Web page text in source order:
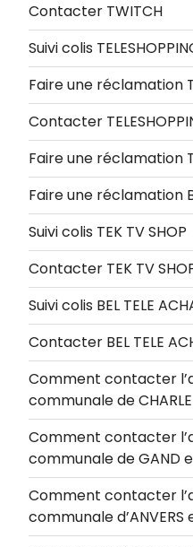
Contacter TWITCH
Suivi colis
Faire une réclamation
Contacter
Faire une réclamation
Faire une réclamation
Suivi colis TEK TV SHOP
Contacter TEK TV
Suivi colis BEL TELE
Contacter BEL TELE
Comment contacter
communale de
Comment contacter
communale de GAND
Comment contacter
communale d’ANVERS